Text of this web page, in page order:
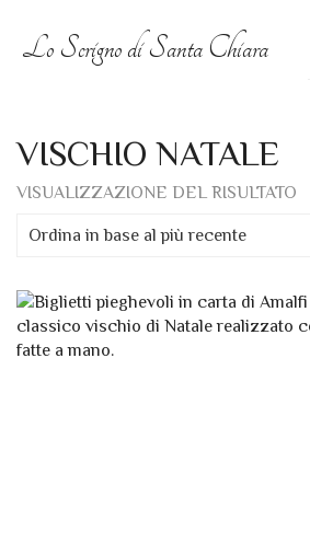
Lo Scrigno di Santa Chiara
VISCHIO NATALE
VISUALIZZAZIONE DEL RISULTATO
Ordina in base al più recente